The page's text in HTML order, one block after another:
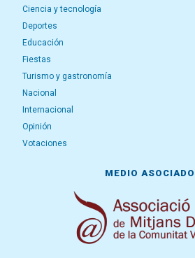
Ciencia y tecnología
Deportes
Educación
Fiestas
Turismo y gastronomía
Nacional
Internacional
Opinión
Votaciones
MEDIO